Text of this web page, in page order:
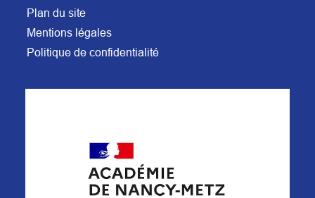
Plan du site
Mentions légales
Politique de confidentialité